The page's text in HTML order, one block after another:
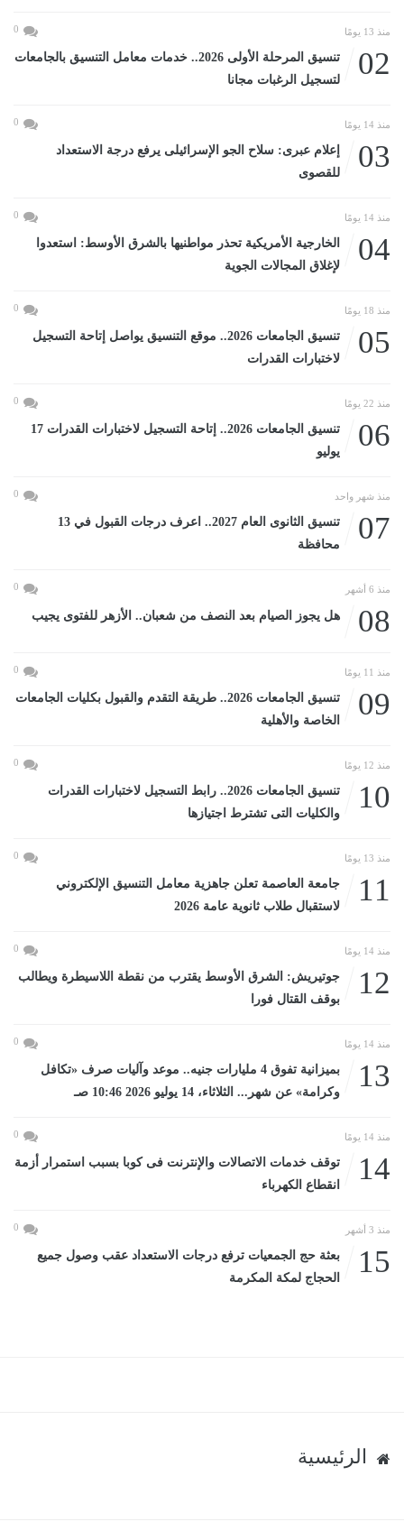
منذ 13 يومًا 0
02
تنسيق المرحلة الأولى 2026.. خدمات معامل التنسيق بالجامعات
لتسجيل الرغبات مجانا
منذ 14 يومًا 0
03
إعلام عبرى: سلاح الجو الإسرائيلى يرفع درجة الاستعداد
للقصوى
منذ 14 يومًا 0
04
الخارجية الأمريكية تحذر مواطنيها بالشرق الأوسط: استعدوا
لإغلاق المجالات الجوية
منذ 18 يومًا 0
05
تنسيق الجامعات 2026.. موقع التنسيق يواصل إتاحة التسجيل
لاختبارات القدرات
منذ 22 يومًا 0
06
تنسيق الجامعات 2026.. إتاحة التسجيل لاختبارات القدرات 17
يوليو
منذ شهر واحد 0
07
تنسيق الثانوى العام 2027.. اعرف درجات القبول في 13
محافظة
منذ 6 أشهر 0
08 هل يجوز الصيام بعد النصف من شعبان.. الأزهر للفتوى يجيب
منذ 11 يومًا 0
09
تنسيق الجامعات 2026.. طريقة التقدم والقبول بكليات الجامعات
الخاصة والأهلية
منذ 12 يومًا 0
10
تنسيق الجامعات 2026.. رابط التسجيل لاختبارات القدرات
والكليات التى تشترط اجتيازها
منذ 13 يومًا 0
11
جامعة العاصمة تعلن جاهزية معامل التنسيق الإلكتروني
لاستقبال طلاب ثانوية عامة 2026
منذ 14 يومًا 0
12
جوتيريش: الشرق الأوسط يقترب من نقطة اللاسيطرة ويطالب
بوقف القتال فورا
منذ 14 يومًا 0
13
بميزانية تفوق 4 مليارات جنيه.. موعد وآليات صرف «تكافل
وكرامة» عن شهر... الثلاثاء، 14 يوليو 2026 10:46 صـ
منذ 14 يومًا 0
14
توقف خدمات الاتصالات والإنترنت فى كوبا بسبب استمرار أزمة
انقطاع الكهرباء
منذ 3 أشهر 0
15
بعثة حج الجمعيات ترفع درجات الاستعداد عقب وصول جميع
الحجاج لمكة المكرمة
الرئيسية